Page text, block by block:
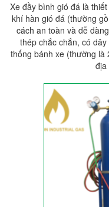
Xe đầy bình gió đá là
khí hàn gió đá (thường
cách an toàn và dễ
thép chắc chắn, có
thống bánh xe (thường là
địa